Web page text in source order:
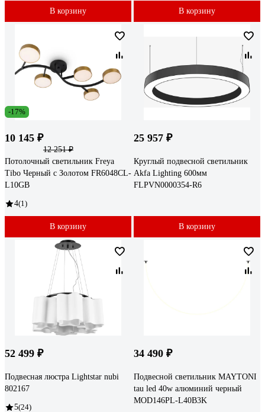
В корзину
В корзину
-17%
10 145 ₽
12 251 ₽
Потолочный светильник Freya
Tibo Черный с Золотом FR6048CL-
L10GB
4(1)
В корзину
25 957 ₽
Круглый подвесной светильник
Akfa Lighting 600мм
FLPVN0000354-R6
В корзину
52 499 ₽
Подвесная люстра Lightstar nubi
802167
5(24)
34 490 ₽
Подвесной светильник MAYTONI
tau led 40w алюминий черный
MOD146PL-L40B3K